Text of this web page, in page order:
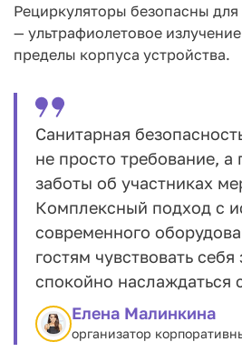
Рециркуляторы безопасны
— ультрафиолетовое
пределы корпуса устройства.
Санитарная
не просто требование, а
заботы об участниках
Комплексный подход с
современного
гостям чувствовать
спокойно наслаждаться
Елена Малинкина
организатор